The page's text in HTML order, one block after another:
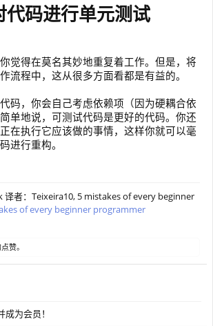
码进行单元测试
觉得在莫名其妙地重复着工作。但是，将
流程中，这从很多方面看都是有益的。
码，你会自己考虑依赖项（因为硬耦合依
单地说，可测试代码是更好的代码。你还
在执行它应该做的事情，这样你就可以毫
进行重构。
译者：Teixeira10, 5 mistakes of every beginner
of every beginner programmer
赞。
为会员！